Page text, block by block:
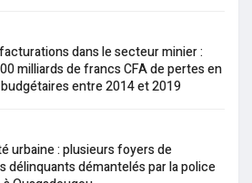
dans le secteur minier :
milliards de francs CFA de pertes en
entre 2014 et 2019
urbaine : plusieurs foyers de
délinquants démantelés par la police